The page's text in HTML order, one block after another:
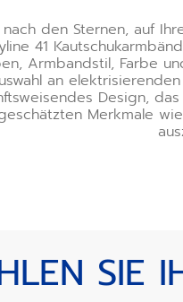
den Sternen, auf
41
Armbandstil, Farbe
an
Design,
Merkmale
SIE